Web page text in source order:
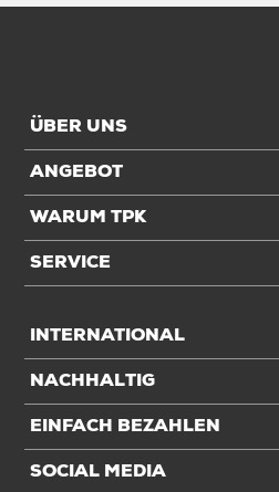
ÜBER UNS
ANGEBOT
WARUM TPK
SERVICE
INTERNATIONAL
NACHHALTIG
EINFACH BEZAHLEN
SOCIAL MEDIA